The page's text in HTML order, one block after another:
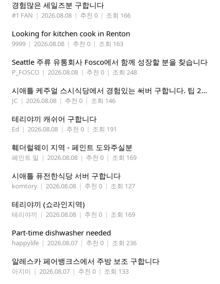
경험많은 세일즈분 구합니다
#1 FAN | 2026.08.08 | 추천 0 | 조회 166
Looking for kitchen cook in Renton
9999 | 2026.08.08 | 추천 0 | 조회 163
Seattle 주류 유통회사 Fosco에서 함께 성장할 분을 찾습니다
P_FOSCO | 2026.08.08 | 추천 0 | 조회 248
시애틀 케주얼 스시식당에서 경험있는 써버 구합니다. 팁 200 이상
JC | 2026.08.08 | 추천 0 | 조회 146
테리야끼 캐쉬어 구합니다
Ed | 2026.08.08 | 추천 0 | 조회 191
훼더럴웨이 지역 - 페인트 도와주실분
페인트 일 | 2026.08.08 | 추천 0 | 조회 169
시애틀 퓨전한식당 서버 구합니다
komtory | 2026.08.08 | 추천 0 | 조회 127
테리야끼 (쇼라인지역)
테리야끼 | 2026.08.08 | 추천 0 | 조회 169
Part-time dishwasher needed
happylife | 2026.08.07 | 추천 0 | 조회 236
알레스카 페어뱅크스에서 주방 보조 구합니다
아지미 | 2026.08.07 | 추천 0 | 조회 133